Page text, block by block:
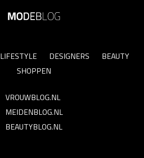
LIFESTYLE DESIGNERS
BEAUTY
SHOPPEN
VROUWBLOG.NL
MEIDENBLOG.NL
BEAUTYBLOG.NL